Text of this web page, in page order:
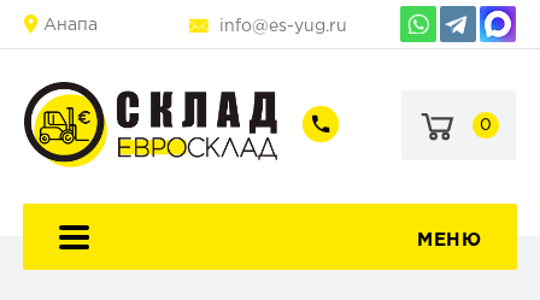
Анапа info@es-yug.ru
+7
60-
+7
69-
0
МЕНЮ